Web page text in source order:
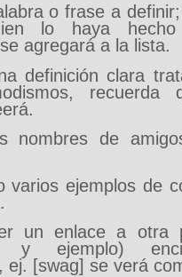
o frase a
lo haya
agregará a la lista.
definición clara
recuerda
nombres de
varios ejemplos de
un enlace a otra
y ejemplo)
ej. [swag] se verá